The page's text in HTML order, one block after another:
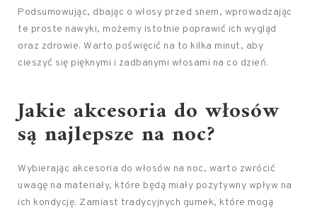
Podsumowując, dbając o włosy przed snem, wprowadzając
te proste nawyki, możemy istotnie poprawić ich wygląd
oraz zdrowie. Warto poświęcić na to kilka minut, aby
cieszyć się pięknymi i zadbanymi włosami na co dzień.
Jakie akcesoria do włosów
są najlepsze na noc?
Wybierając akcesoria do włosów na noc, warto zwrócić
uwagę na materiały, które będą miały pozytywny wpływ na
ich kondycję. Zamiast tradycyjnych gumek, które mogą